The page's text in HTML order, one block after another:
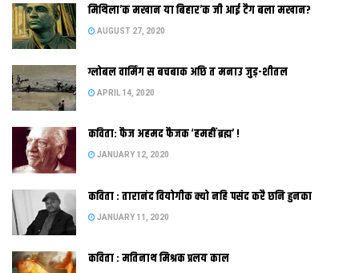
देखू भेल उदय नभ पर
दोसर समाचार
AUGUST 27, 2020
APRIL 14, 2020
मिथिला’क मखान या बिहार’क जी आई टैग बला मखान?
AUGUST 27, 2020
ग्लोबल वार्मिंग स बचबाक अछि त मनाउ जुड़-शीतल
APRIL 14, 2020
कविता: फैज अहमद फैजक ‘हमहीं ब्रह्म’ !
JANUARY 12, 2020
कविता : तारानंद वियोगीक क्यो नहि पसंद करै छनि हुनका
JANUARY 11, 2020
कविता : मतिनाथ मिश्रक प्रलय काल